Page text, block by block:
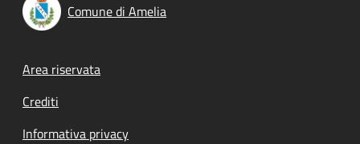
Comune di Amelia
Footer menu
Area riservata
Crediti
Informativa privacy